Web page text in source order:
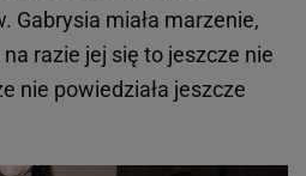
Gabrysia miała marzenie,
razie jej się to jeszcze nie
nie powiedziała jeszcze